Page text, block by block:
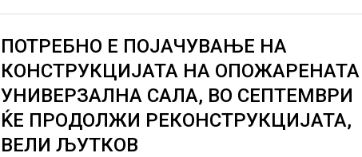
ПОТРЕБНО Е ПОЈАЧУВАЊЕ НА
КОНСТРУКЦИЈАТА НА ОПОЖАРЕНАТА
УНИВЕРЗАЛНА САЛА, ВО СЕПТЕМВРИ
ЌЕ ПРОДОЛЖИ РЕКОНСТРУКЦИЈАТА,
ВЕЛИ ЉУТКОВ